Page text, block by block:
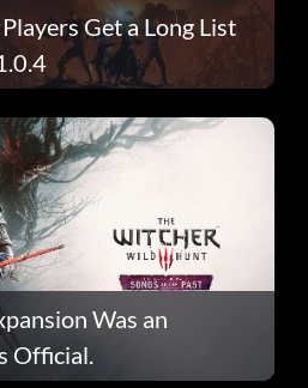
Get a Long List
Was an
Official.